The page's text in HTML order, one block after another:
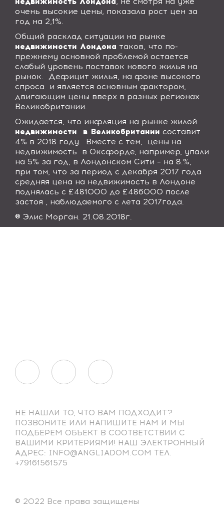
очень высокие цены, показала рост цен за
год на 2,1%.
Общий расклад ситуации на рынке
недвижимости Лондона таков, что по-
прежнему основной проблемой остается
слабый уровень поставок нового жилья на
рынок. Дефицит жилья, на фоне высокого
спроса
и является основным фактором,
двигающим цены вверх в разных регионах
Великобритании.
Ожидается, что инфляция на рынке жилой
недвижимости
в Великобритании составит
4% в 2018 году.
Вместе с тем,
цены на
недвижимость
в Оксфорде, например, упали
на 5% за год, в Лондонском Сити – на 8.%,
при том, что за период с декабря 2017 года
средняя цена на недвижимость в Лондоне
поднялась с £481000 до £486000 после
застоя , наблюдаемого с лета 2017года.
® Элис Морган. 21.08.2018г.
НЕ НАШЛИ ТО, ЧТО ВАМ ПОДХОДИТ?
ПОЗВОНИТЕ ИЛИ НАПИШИТЕ НАМ И МЫ
ПОДБЕРЕМ ОБЪЕКТ В СООТВЕТСТВИИ С
ВАШИМИ КРИТЕРИЯМИ! НАШ ЭЛЕКТРОННЫЙ
АДРЕС: INFO@ANGLIADOM.COM ТЕЛ.
+79161561575
© 2022 Все права защищены